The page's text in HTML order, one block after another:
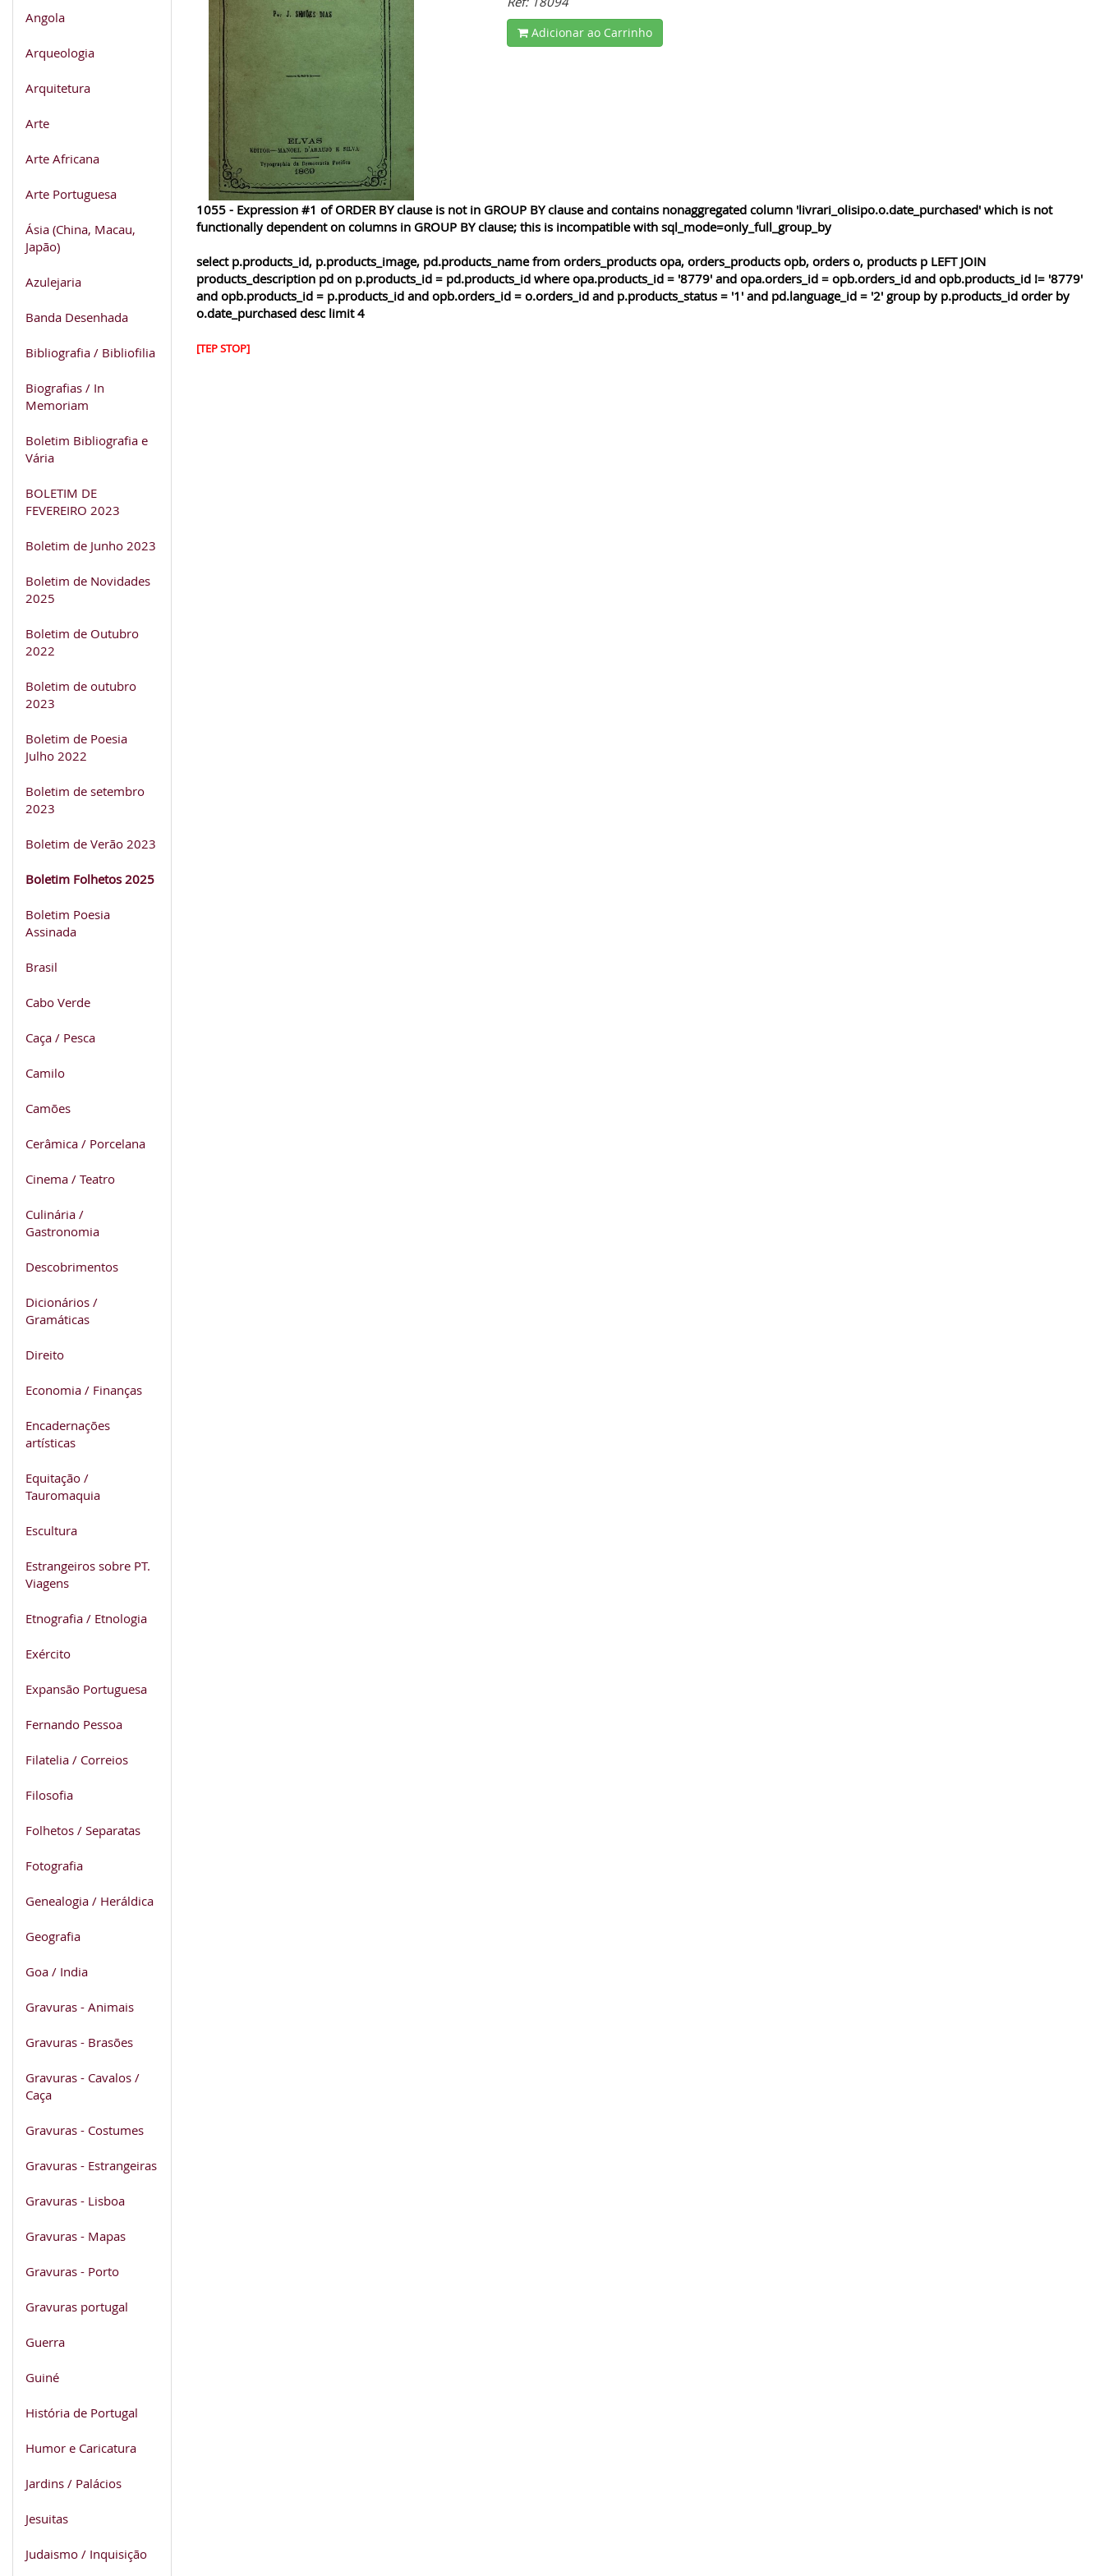
Angola
Arqueologia
Arquitetura
Arte
Arte Africana
Arte Portuguesa
Ásia (China, Macau,
Japão)
Azulejaria
Banda Desenhada
Bibliografia / Bibliofilia
Biografias / In
Memoriam
Boletim Bibliografia e
Vária
BOLETIM DE
FEVEREIRO 2023
Boletim de Junho 2023
Boletim de Novidades
2025
Boletim de Outubro
2022
Boletim de outubro
2023
Boletim de Poesia
Julho 2022
Boletim de setembro
2023
Boletim de Verão 2023
Boletim Folhetos 2025
Boletim Poesia
Assinada
Brasil
Cabo Verde
Caça / Pesca
Camilo
Camões
Cerâmica / Porcelana
Cinema / Teatro
Culinária /
Gastronomia
Descobrimentos
Dicionários /
Gramáticas
Direito
Economia / Finanças
Encadernações
artísticas
Equitação /
Tauromaquia
Escultura
Estrangeiros sobre PT.
Viagens
Etnografia / Etnologia
Exército
Expansão Portuguesa
Fernando Pessoa
Filatelia / Correios
Filosofia
Folhetos / Separatas
Fotografia
Genealogia / Heráldica
Geografia
Goa / India
Gravuras - Animais
Gravuras - Brasões
Gravuras - Cavalos /
Caça
Gravuras - Costumes
Gravuras - Estrangeiras
Gravuras - Lisboa
Gravuras - Mapas
Gravuras - Porto
Gravuras portugal
Guerra
Guiné
História de Portugal
Humor e Caricatura
Jardins / Palácios
Jesuitas
Judaismo / Inquisição
Adicionar ao Carrinho
1055 - Expression #1 of ORDER BY clause is not in GROUP BY clause and contains nonaggregated column 'livrari_olisipo.o.date_purchased' which is not
functionally dependent on columns in GROUP BY clause; this is incompatible with sql_mode=only_full_group_by
select p.products_id, p.products_image, pd.products_name from orders_products opa, orders_products opb, orders o, products p LEFT JOIN
products_description pd on p.products_id = pd.products_id where opa.products_id = '8779' and opa.orders_id = opb.orders_id and opb.products_id != '8779'
and opb.products_id = p.products_id and opb.orders_id = o.orders_id and p.products_status = '1' and pd.language_id = '2' group by p.products_id order by
o.date_purchased desc limit 4
[TEP STOP]